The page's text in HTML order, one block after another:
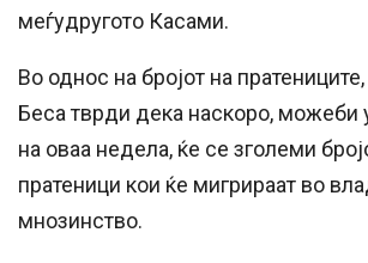
меѓудругото Касами.
Во однос на бројот на
Беса тврди дека наскоро, можеби
на оваа недела, ќе се зголеми
пратеници кои ќе мигрираат во
мнозинство.